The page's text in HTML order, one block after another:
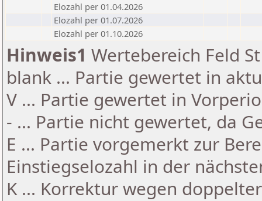
Elozahl per 01.04.2026
Elozahl per 01.07.2026
Elozahl per 01.10.2026
Hinweis1 Wertebereich Feld
blank ... Partie gewertet in
V ... Partie gewertet in
- ... Partie nicht gewertet, da
E ... Partie vorgemerkt zur
Einstiegselozahl in der
K ... Korrektur wegen